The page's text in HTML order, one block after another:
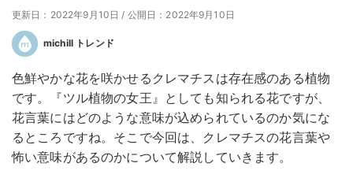
更新日：2022年9月10日 / 公開日：2022年9月10日
michill トレンド
色鮮やかな花を咲かせるクレマチスは存在感のある植物
です。『ツル植物の女王』としても知られる花ですが、
花言葉にはどのような意味が込められているのか気にな
るところですね。そこで今回は、クレマチスの花言葉や
怖い意味があるのかについて解説していきます。